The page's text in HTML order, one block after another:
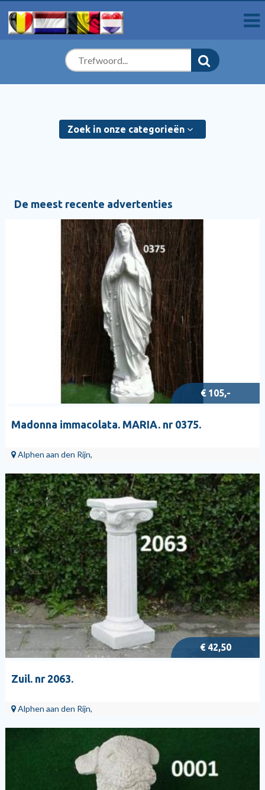
Zoek in onze categorieën
De meest recente advertenties
€ 105,-
Madonna immacolata. MARIA. nr 0375.
Alphen aan den Rijn,
€ 42,50
Zuil. nr 2063.
Alphen aan den Rijn,